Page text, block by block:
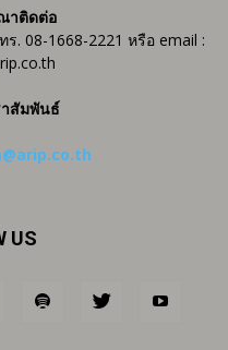
าติดต่อ
08-1668-2221 หรือ email :
สัมพันธ์
US